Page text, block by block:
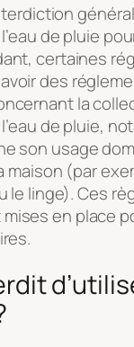
de pluie
certaines
des
la
de pluie,
son usage
maison (par
le linge). Ces
en place